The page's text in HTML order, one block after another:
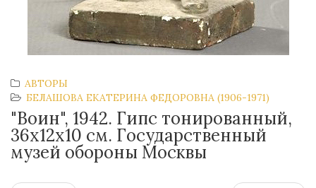
АВТОРЫ
БЕЛАШОВА ЕКАТЕРИНА ФЕДОРОВНА (1906-1971)
"Воин", 1942. Гипс тонированный,
36х12х10 см. Государственный
музей обороны Москвы